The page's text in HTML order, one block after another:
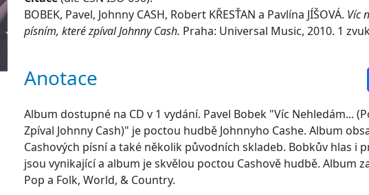
BOBEK, Pavel, Johnny CASH, Robert KŘESŤAN a Pavlína JÍŠOVÁ. Víc
písním, které zpíval Johnny Cash. Praha: Universal Music, 2010. 1
Anotace
Album dostupné na CD v 1 vydání. Pavel Bobek "Víc Nehledám...
Zpíval Johnny Cash)" je poctou hudbě Johnnyho Cashe. Album
Cashových písní a také několik původních skladeb. Bobkův hlas i
jsou vynikající a album je skvělou poctou Cashově hudbě. Album
Pop a Folk, World, & Country.